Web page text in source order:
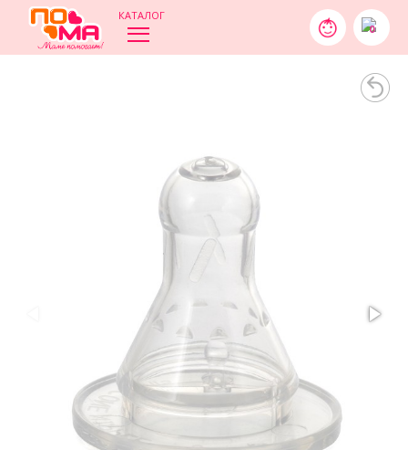
КАТАЛОГ
0